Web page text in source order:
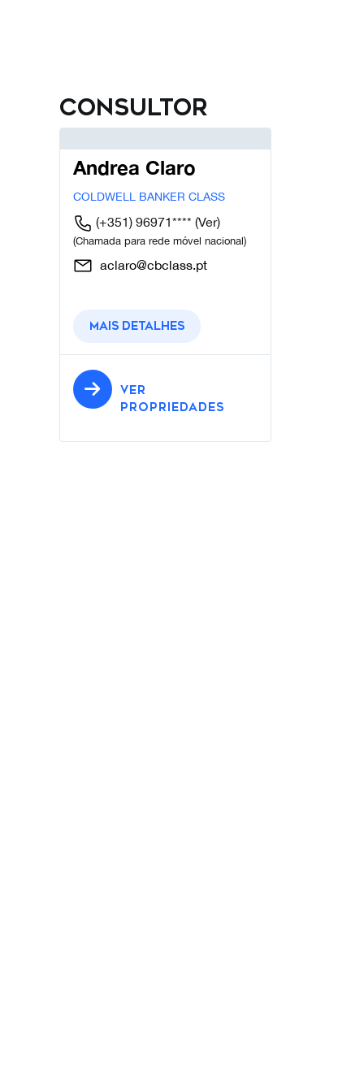
Consultor
Andrea Claro
COLDWELL BANKER CLASS
(+351) 96971**** (Ver)
(Chamada para rede móvel nacional)
aclaro@cbclass.pt
Mais detalhes
VER
PROPRIEDADES